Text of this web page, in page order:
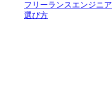
フリーランスエンジニア
選び方